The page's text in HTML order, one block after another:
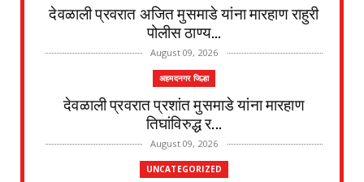
देवळाली प्रवरात अजित मुसमाडे यांना मारहाण राहुरी
पोलीस ठाण्य...
August 09, 2026
अहमदनगर जिल्हा
देवळाली प्रवरात प्रशांत मुसमाडे यांना मारहाण
तिघांविरुद्ध र...
August 09, 2026
UNCATEGORIZED